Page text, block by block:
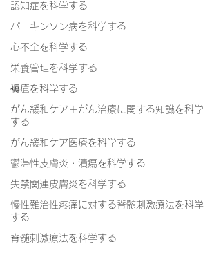
認知症を科学する
パーキンソン病を科学する
心不全を科学する
栄養管理を科学する
褥瘡を科学する
がん緩和ケア＋がん治療に関する知識を科学
する
がん緩和ケア医療を科学する
鬱滞性皮膚炎・潰瘍を科学する
失禁関連皮膚炎を科学する
慢性難治性疼痛に対する脊髄刺激療法を科学
する
脊髄刺激療法を科学する